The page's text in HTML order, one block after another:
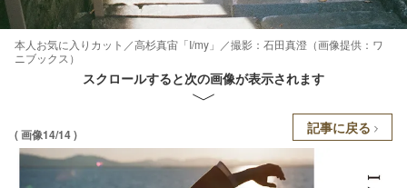
本人お気に入りカット／高杉真宙「I/my」／撮影：石田真澄（画像提供：ワ
ニブックス）
スクロールすると次の画像が表示されます
( 画像14/14 ) 記事に戻る